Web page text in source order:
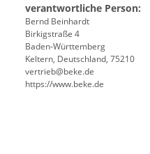
verantwortliche Person:
Bernd Beinhardt
Birkigstraße 4
Baden-Württemberg
Keltern, Deutschland, 75210
vertrieb@beke.de
https://www.beke.de